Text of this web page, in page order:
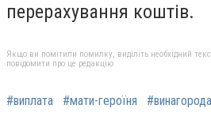
перерахування коштів.
Якщо ви помітили помилку, виділіть необхідний
повідомити про це редакцію
#виплата #мати-героїня #винагорода